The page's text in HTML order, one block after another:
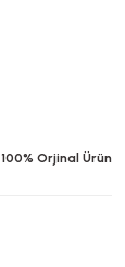
100% Orjinal Ürün